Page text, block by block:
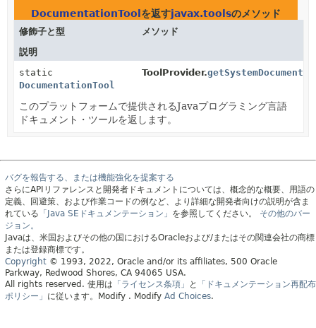
DocumentationToolを返すjavax.toolsのメソッド
修飾子と型
メソッド
説明
static
DocumentationTool
ToolProvider.
このプラットフォームで提供されるJavaプログラミング言語
ドキュメント・ツールを返します。
バグを報告する、または機能強化を提案する
さらにAPIリファレンスと開発者ドキュメントについては、概念的な概要、用語の
定義、回避策、および作業コードの例など、より詳細な開発者向けの説明が含ま
れている 「Java SEドキュメンテーション」 を参照してください。
その他のバー
ジョン。
Javaは、米国およびその他の国におけるOracleおよび/またはその関連会社の商標
または登録商標です。
Copyright © 1993, 2022, Oracle and/or its affiliates, 500 Oracle
Parkway, Redwood Shores, CA 94065 USA.
All rights reserved. 使用は 「ライセンス条項」 と
「ドキュメンテーション再配布
ポリシー」 に従います。 Modify . Modify Ad Choices.